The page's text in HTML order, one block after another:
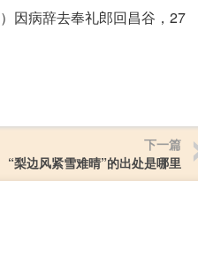
因病辞去奉礼郎回昌谷，27
下一篇
“梨边风紧雪难晴”的出处是哪里